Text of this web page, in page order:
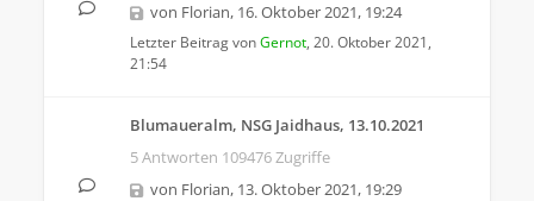
von Florian, 16. Oktober 2021, 19:24
Letzter Beitrag vonGernot, 20. Oktober 2021,
21:54
Blumaueralm, NSG Jaidhaus, 13.10.2021
5 Antworten 109476 Zugriffe
von Florian, 13. Oktober 2021, 19:29